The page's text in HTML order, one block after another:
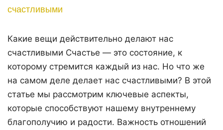
счастливыми
Какие вещи действительно делают нас
счастливыми Счастье — это состояние, к
которому стремится каждый из нас. Но что же
на самом деле делает нас счастливыми? В этой
статье мы рассмотрим ключевые аспекты,
которые способствуют нашему внутреннему
благополучию и радости. Важность отношений